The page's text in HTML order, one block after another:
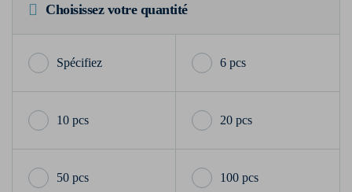
Choisissez votre quantité
6 pcs
10 pcs 20 pcs
50 pcs 100 pcs